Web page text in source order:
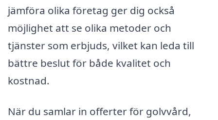
jämföra olika företag ger dig också
möjlighet att se olika metoder och
tjänster som erbjuds, vilket kan leda till
bättre beslut för både kvalitet och
kostnad.
När du samlar in offerter för golvvård,